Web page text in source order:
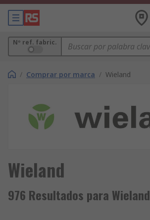
Nº ref. fabric.
/ Comprar por marca / Wieland
Wieland
976 Resultados para Wieland